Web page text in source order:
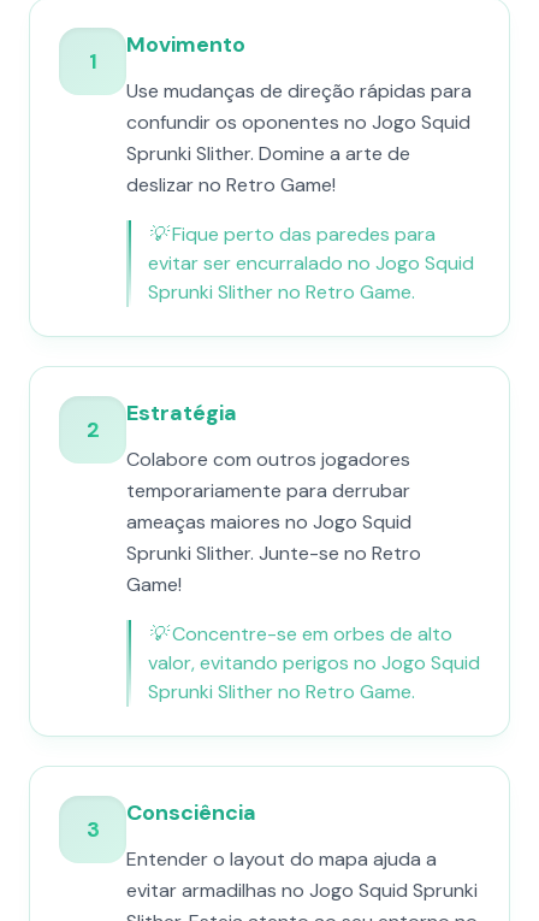
1
Movimento
Use mudanças de direção rápidas para
confundir os oponentes no Jogo Squid
Sprunki Slither. Domine a arte de
deslizar no Retro Game!
💡Fique perto das paredes para
evitar ser encurralado no Jogo Squid
Sprunki Slither no Retro Game.
2
Estratégia
Colabore com outros jogadores
temporariamente para derrubar
ameaças maiores no Jogo Squid
Sprunki Slither. Junte-se no Retro
Game!
💡Concentre-se em orbes de alto
valor, evitando perigos no Jogo Squid
Sprunki Slither no Retro Game.
3
Consciência
Entender o layout do mapa ajuda a
evitar armadilhas no Jogo Squid Sprunki